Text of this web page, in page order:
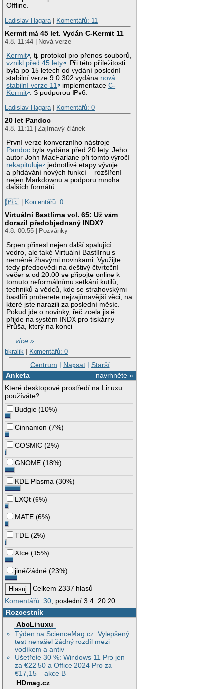
Offline.
Ladislav Hagara | Komentářů: 11
Kermit má 45 let. Vydán C-Kermit 11
4.8. 11:44 | Nová verze
Kermit
, tj. protokol pro přenos souborů,
vznikl před 45 lety
. Při této příležitosti
byla po 15 letech od vydání poslední
stabilní verze 9.0.302 vydána nová
stabilní verze 11
implementaceC-
Kermit
. S podporou IPv6.
Ladislav Hagara | Komentářů: 0
20 let Pandoc
4.8. 11:11 | Zajímavý článek
První verze konverzního nástroje
Pandoc byla vydána před 20 lety. Jeho
autor John MacFarlane při tomto výročí
rekapituluje
jednotlivé etapy vývoje
a přidávání nových funkcí – rozšíření
nejen Markdownu a podporu mnoha
dalších formátů.
|🇵🇸 | Komentářů: 0
Virtuální Bastlírna vol. 65: Už vám
dorazil předobjednaný INDX?
4.8. 00:55 | Pozvánky
Srpen přinesl nejen další spalující
vedro, ale také Virtuální Bastlírnu s
neméně žhavými novinkami. Využijte
tedy předpovědi na deštivý čtvrteční
večer a od 20:00 se připojte online k
tomuto neformálnímu setkání kutilů,
techniků a vědců, kde se strahovskými
bastlíři proberete nejzajímavější věci, na
které jste narazili za poslední měsíc.
Pokud jde o novinky, řeč zcela jistě
přijde na systém INDX pro tiskárny
Průša, který na konci
…více »
bkralik
Komentářů: 0
Centrum | Napsat| Starší
navrhněte »
Anketa
Které desktopové prostředí na Linuxu
používáte?
Budgie (10%)
Cinnamon (7%)
COSMIC (2%)
GNOME (18%)
KDE Plasma (30%)
LXQt (6%)
MATE (6%)
TDE (2%)
Xfce (15%)
jiné/žádné (23%)
Celkem 2337 hlasů
Komentářů: 30 , poslední 3.4. 20:20
Rozcestník
AbcLinuxu
Týden na ScienceMag.cz: Vylepšený
test nenašel žádný rozdíl mezi
vodíkem a antiv
Ušetřete 30 %: Windows 11 Pro jen
za €22,50 a Office 2024 Pro za
€17,15 – akce B
HDmag.cz